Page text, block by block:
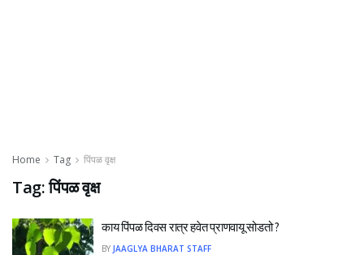
Home Tag पिंपळ वृक्ष
Tag:पिंपळ वृक्ष
काय पिंपळ दिवस रात्र हवेत प्राणवायू सोडतो ?
BY JAAGLYA BHARAT STAFF